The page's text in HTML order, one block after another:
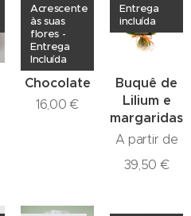
Chocolate
Acrescente
às suas
flores -
Entrega
Incluída
16,00 €
Buquê de
Lilium e
margaridas
Entrega
incluída
A partir de
39,50 €